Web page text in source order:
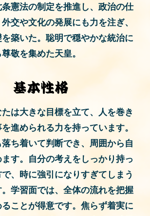
憲法の制定を推進し、政治の仕
交や文化の発展にも力を注ぎ、
築いた。聡明で穏やかな統治に
敬を集めた天皇。
は大きな目標を立て、人を巻き
進められる力を持っています。
ち着いて判断でき、周囲から自
す。自分の考えをしっかり持っ
、時に強引になりすぎてしまう
学習面では、全体の流れを把握
ることが得意です。焦らず着実に